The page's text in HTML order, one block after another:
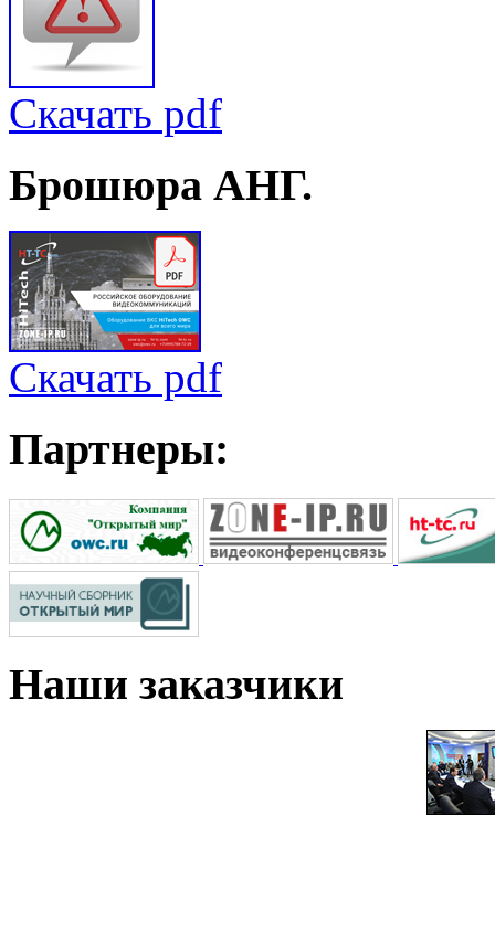
Скачать pdf
Брошюра АНГ.
Скачать pdf
Партнеры:
Наши заказчики